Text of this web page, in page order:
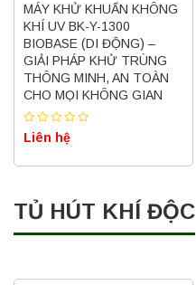
MÁY KHỬ KHUẨN KHÔNG
KHÍ UV BK-Y-1300
BIOBASE (DI ĐỘNG) –
GIẢI PHÁP KHỬ TRÙNG
THÔNG MINH, AN TOÀN
CHO MỌI KHÔNG GIAN
Liên hệ
TỦ HÚT KHÍ ĐỘC